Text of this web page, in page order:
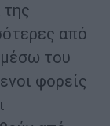
από
του
φορείς